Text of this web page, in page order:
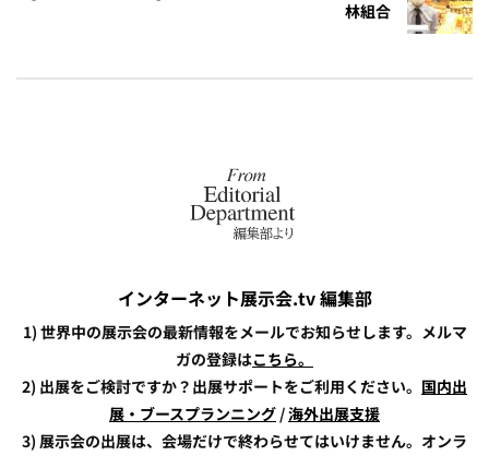
林組合
インターネット展示会.tv 編集部
1) 世界中の展示会の最新情報をメールでお知らせします。メルマ
ガの登録はこちら。
2) 出展をご検討ですか？出展サポートをご利用ください。 国内出
展・ブースプランニング /海外出展支援
3) 展示会の出展は、会場だけで終わらせてはいけません。オンラ